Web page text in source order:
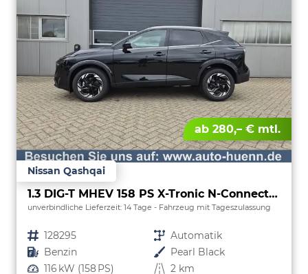
ab 280,– € mtl.
Nissan Qashqai
1.3 DIG-T MHEV 158 PS X-Tronic N-Connecta Teil-Leder PanoGlasdach Klimaautomatik Sitzheizung Lenkradheizung Navi ACC PDC v+h 360°Kamera DAB Bluetooth Touchscreen Apple CarPlay Android Auto 18"LM
unverbindliche Lieferzeit: 14 Tage Fahrzeug mit Tageszulassung
Fahrzeugnr. 128295 Getriebe Automatik
Kraftstoff Benzin Außenfarbe Pearl Black
Leistung 116 kW (158 PS) Kilometerstand 2 km